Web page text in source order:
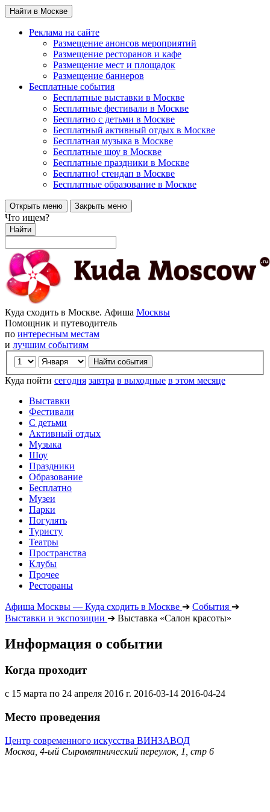
Найти в Москве
Реклама на сайте
Размещение анонсов мероприятий
Размещение ресторанов и кафе
Размещение мест и площадок
Размещение баннеров
Бесплатные события
Бесплатные выставки в Москве
Бесплатные фестивали в Москве
Бесплатно с детьми в Москве
Бесплатный активный отдых в Москве
Бесплатная музыка в Москве
Бесплатные шоу в Москве
Бесплатные праздники в Москве
Бесплатно! стендап в Москве
Бесплатные образование в Москве
Открыть меню Закрыть меню
Что ищем?
Найти
Куда сходить в Москве. Афиша Москвы
Помощник и путеводитель
по интересным местам
и лучшим событиям
Куда пойти сегодня завтра в выходные в этом месяце
Выставки
Фестивали
С детьми
Активный отдых
Музыка
Шоу
Праздники
Образование
Бесплатно
Музеи
Парки
Погулять
Туристу
Театры
Пространства
Клубы
Прочее
Рестораны
Афиша Москвы — Куда сходить в Москве ➔ События ➔
Выставки и экспозиции ➔ Выставка «Салон красоты»
Информация о событии
Когда проходит
с 15 марта по 24 апреля 2016 г. 2016-03-14 2016-04-24
Место проведения
Центр современного искусства ВИНЗАВОД
Москва, 4-ый Сыромятнический переулок, 1, стр 6